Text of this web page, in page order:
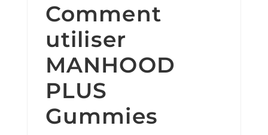
Comment
utiliser
MANHOOD
PLUS
Gummies